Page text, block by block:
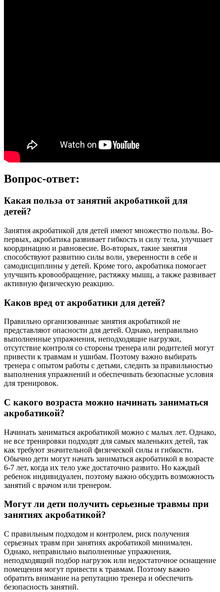
Вопрос-ответ:
Какая польза от занятий акробатикой для
детей?
Занятия акробатикой для детей имеют множество пользы. Во-
первых, акробатика развивает гибкость и силу тела, улучшает
координацию и равновесие. Во-вторых, такие занятия
способствуют развитию силы воли, уверенности в себе и
самодисциплины у детей. Кроме того, акробатика помогает
улучшить кровообращение, растяжку мышц, а также развивает
активную физическую реакцию.
Каков вред от акробатики для детей?
Правильно организованные занятия акробатикой не
представляют опасности для детей. Однако, неправильно
выполненные упражнения, неподходящие нагрузки,
отсутствие контроля со стороны тренера или родителей могут
привести к травмам и ушибам. Поэтому важно выбирать
тренера с опытом работы с детьми, следить за правильностью
выполнения упражнений и обеспечивать безопасные условия
для тренировок.
С какого возраста можно начинать заниматься
акробатикой?
Начинать заниматься акробатикой можно с малых лет. Однако,
не все тренировки подходят для самых маленьких детей, так
как требуют значительной физической силы и гибкости.
Обычно дети могут начать заниматься акробатикой в возрасте
6-7 лет, когда их тело уже достаточно развито. Но каждый
ребенок индивидуален, поэтому важно обсудить возможность
занятий с врачом или тренером.
Могут ли дети получить серьезные травмы при
занятиях акробатикой?
С правильным подходом и контролем, риск получения
серьезных травм при занятиях акробатикой минимален.
Однако, неправильно выполненные упражнения,
неподходящий подбор нагрузок или недостаточное оснащение
помещения могут привести к травмам. Поэтому важно
обратить внимание на репутацию тренера и обеспечить
безопасность занятий.